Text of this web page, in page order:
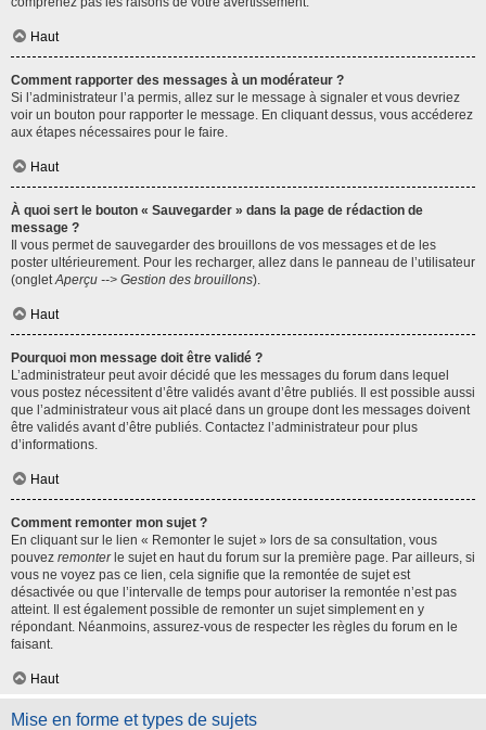
Haut
Comment rapporter des messages à un modérateur ?
Si l’administrateur l’a permis, allez sur le message à signaler et vous devriez
voir un bouton pour rapporter le message. En cliquant dessus, vous accéderez
aux étapes nécessaires pour le faire.
Haut
À quoi sert le bouton « Sauvegarder » dans la page de rédaction de
message ?
Il vous permet de sauvegarder des brouillons de vos messages et de les
poster ultérieurement. Pour les recharger, allez dans le panneau de l’utilisateur
(ongletAperçu --> Gestion des brouillons).
Haut
Pourquoi mon message doit être validé ?
L’administrateur peut avoir décidé que les messages du forum dans lequel
vous postez nécessitent d’être validés avant d’être publiés. Il est possible aussi
que l’administrateur vous ait placé dans un groupe dont les messages doivent
être validés avant d’être publiés. Contactez l’administrateur pour plus
d’informations.
Haut
Comment remonter mon sujet ?
En cliquant sur le lien « Remonter le sujet » lors de sa consultation, vous
pouvez remonterle sujet en haut du forum sur la première page. Par ailleurs, si
vous ne voyez pas ce lien, cela signifie que la remontée de sujet est
désactivée ou que l’intervalle de temps pour autoriser la remontée n’est pas
atteint. Il est également possible de remonter un sujet simplement en y
répondant. Néanmoins, assurez-vous de respecter les règles du forum en le
faisant.
Haut
Mise en forme et types de sujets